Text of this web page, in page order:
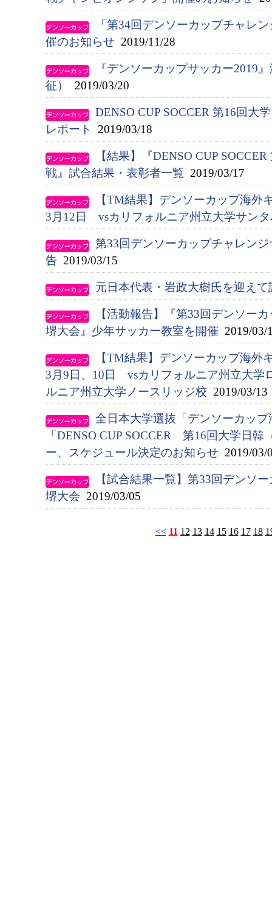
「第34回デンソーカップチャレ
催のお知らせ 2019/11/28
『デンソーカップサッカー2019
征）
2019/03/20
DENSO CUP SOCCER 第16回大
レポート
2019/03/18
【結果】『DENSO CUP
戦』試合結果・表彰者一覧 2019/03/17
【TM結果】デンソーカップ海外
3月12日 vsカリフォルニア州立大学サン
第33回デンソーカップチャレン
告 2019/03/15
元日本代表・岩政大樹氏を迎え
【活動報告】『第33回デンソー
堺大会』少年サッカー教室を開催 2019/03/
【TM結果】デンソーカップ海外
3月9日、10日 vsカリフォルニア州立大学
ルニア州立大学ノースリッジ校 2019/03/13
全日本大学選抜「デンソーカッ
「DENSO CUP SOCCER 第16回大学日韓
ー、スケジュール決定のお知らせ 2019/03/
【試合結果一覧】第33回デンソ
堺大会 2019/03/05
<< 11 12 13 14 15 16 17 18